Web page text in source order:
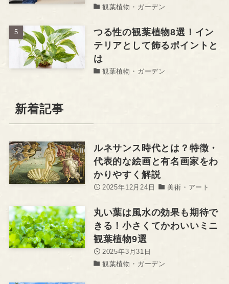
観葉植物・ガーデン
つる性の観葉植物8選！イン
テリアとして飾るポイントと
は
観葉植物・ガーデン
新着記事
ルネサンス時代とは？特徴・
代表的な絵画と有名画家をわ
かりやすく解説
2025年12月24日 美術・アート
丸い葉は風水の効果も期待で
きる！小さくてかわいいミニ
観葉植物9選
2025年3月31日
観葉植物・ガーデン